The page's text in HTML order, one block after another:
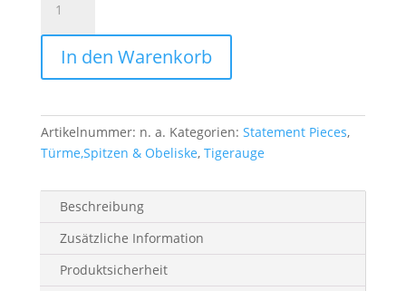
Türme
Menge
In den Warenkorb
Artikelnummer: n. a. Kategorien: Statement Pieces,
Türme,Spitzen & Obeliske, Tigerauge
Beschreibung
Zusätzliche Information
Produktsicherheit